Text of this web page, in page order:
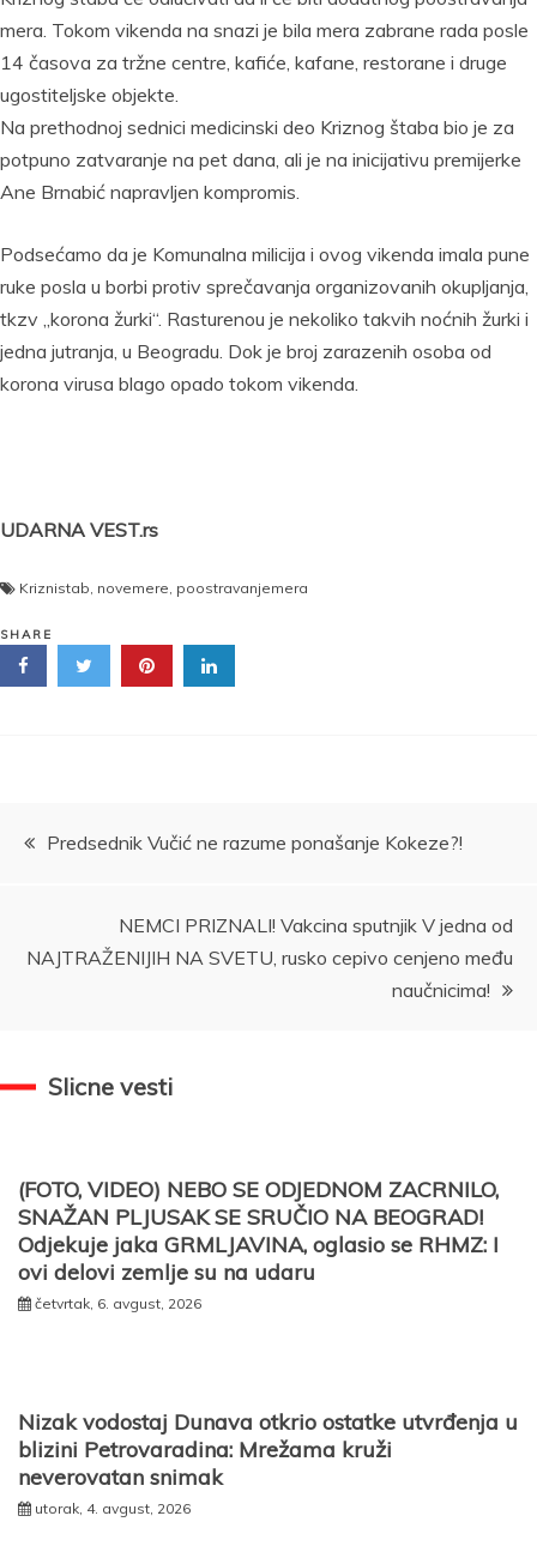
mera. Tokom vikenda na snazi je bila mera zabrane rada posle
14 časova za tržne centre, kafiće, kafane, restorane i druge
ugostiteljske objekte.
Na prethodnoj sednici medicinski deo Kriznog štaba bio je za
potpuno zatvaranje na pet dana, ali je na inicijativu premijerke
Ane Brnabić napravljen kompromis.
Podsećamo da je Komunalna milicija i ovog vikenda imala pune
ruke posla u borbi protiv sprečavanja organizovanih okupljanja,
tkzv „korona žurki“. Rasturenou je nekoliko takvih noćnih žurki i
jedna jutranja, u Beogradu. Dok je broj zarazenih osoba od
korona virusa blago opado tokom vikenda.
UDARNA VEST.rs
Kriznistab, novemere, poostravanjemera
SHARE
Kretanje
Predsednik Vučić ne razume ponašanje Kokeze?!
NEMCI PRIZNALI! Vakcina sputnjik V jedna od
NAJTRAŽENIJIH NA SVETU, rusko cepivo cenjeno među
naučnicima!
Slicne vesti
(FOTO, VIDEO) NEBO SE ODJEDNOM ZACRNILO,
SNAŽAN PLJUSAK SE SRUČIO NA BEOGRAD!
Odjekuje jaka GRMLJAVINA, oglasio se RHMZ: I
ovi delovi zemlje su na udaru
četvrtak, 6. avgust, 2026
Nizak vodostaj Dunava otkrio ostatke utvrđenja u
blizini Petrovaradina: Mrežama kruži
neverovatan snimak
utorak, 4. avgust, 2026